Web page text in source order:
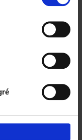
= Building